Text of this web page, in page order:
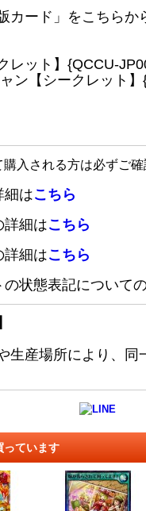
カード」をこちら
レット】{QCCU-
【シークレット】
入される方は必ずご確
細はこちら
詳細はこちら
詳細はこちら
状態表記について
生産場所により、
っています